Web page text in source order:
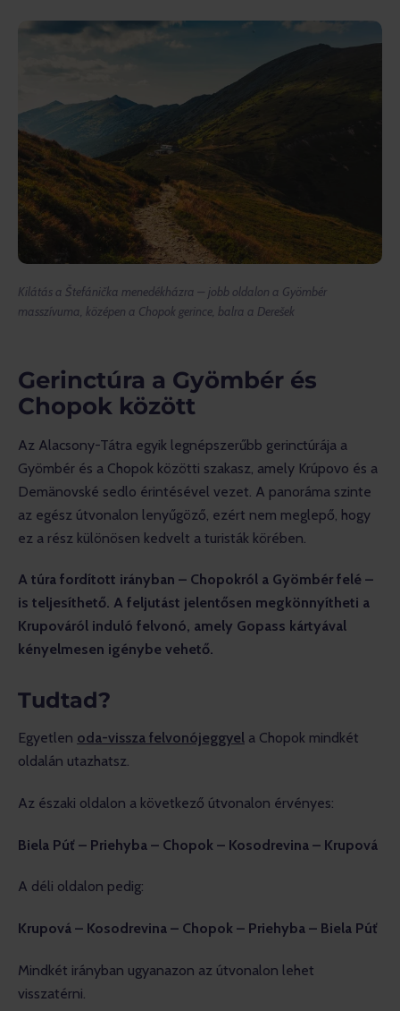
Kilátás a Štefánička menedékházra – jobb oldalon a Gyömbér
masszívuma, középen a Chopok gerince, balra a Derešek
Gerinctúra a Gyömbér és
Chopok között
Az Alacsony-Tátra egyik legnépszerűbb gerinctúrája a
Gyömbér és a Chopok közötti szakasz, amely Krúpovo és a
Demänovské sedlo érintésével vezet. A panoráma szinte
az egész útvonalon lenyűgöző, ezért nem meglepő, hogy
ez a rész különösen kedvelt a turisták körében.
A túra fordított irányban – Chopokról a Gyömbér felé –
is teljesíthető. A feljutást jelentősen megkönnyítheti a
Krupováról induló felvonó, amely Gopass kártyával
kényelmesen igénybe vehető.
Tudtad?
Egyetlen oda-vissza felvonójeggyel a Chopok mindkét
oldalán utazhatsz.
Az északi oldalon a következő útvonalon érvényes:
Biela Púť – Priehyba – Chopok – Kosodrevina – Krupová
A déli oldalon pedig:
Krupová – Kosodrevina – Chopok – Priehyba – Biela Púť
Mindkét irányban ugyanazon az útvonalon lehet
visszatérni.